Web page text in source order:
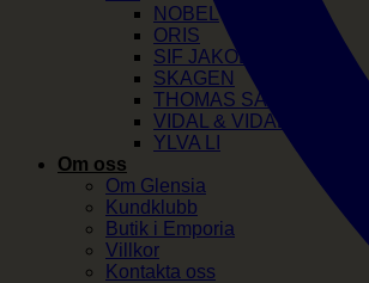
NOBEL
ORIS
SIF JAKOBS
SKAGEN
THOMAS SABO
VIDAL & VIDAL
YLVA LI
Om oss
Om Glensia
Kundklubb
Butik i Emporia
Villkor
Kontakta oss